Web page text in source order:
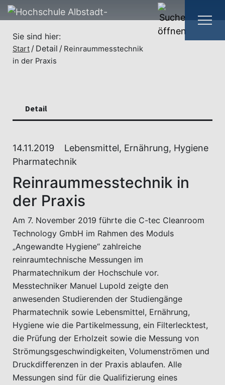
Sie sind hier:
Start Detail
Reinraummesstechnik
in der Praxis
14.11.2019
Lebensmittel, Ernährung, Hygiene
Pharmatechnik
Reinraummesstechnik in
der Praxis
Am 7. November 2019 führte die C-tec Cleanroom
Technology GmbH im Rahmen des Moduls
„Angewandte Hygiene“ zahlreiche
reinraumtechnische Messungen im
Pharmatechnikum der Hochschule vor.
Messtechniker Manuel Lupold zeigte den
anwesenden Studierenden der Studiengänge
Pharmatechnik sowie Lebensmittel, Ernährung,
Hygiene wie die Partikelmessung, ein Filterlecktest,
die Prüfung der Erholzeit sowie die Messung von
Strömungsgeschwindigkeiten, Volumenströmen und
Druckdifferenzen in der Praxis ablaufen. Alle
Messungen sind für die Qualifizierung eines
Detail